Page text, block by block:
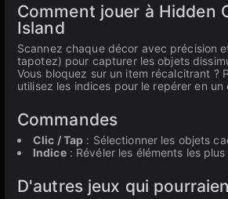
Comment jouer à Hidden
Island
Scannez chaque décor avec précision
tapotez) pour capturer les objets
Vous bloquez sur un item récalcitrant ?
utilisez les indices pour le repérer en un
Commandes
Clic / Tap : Sélectionner les objets
Indice: Révéler les éléments les
D'autres jeux qui